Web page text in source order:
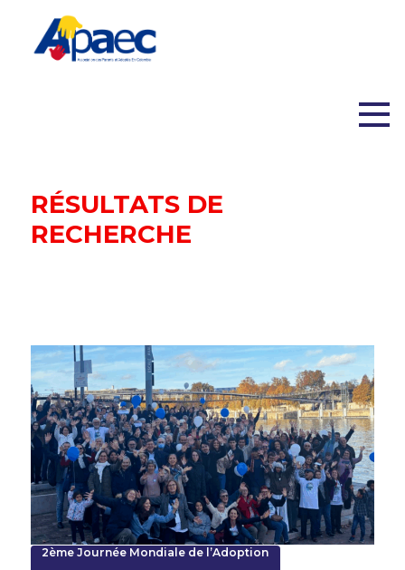
RÉSULTATS DE
RECHERCHE
2ème Journée Mondiale de l’Adoption